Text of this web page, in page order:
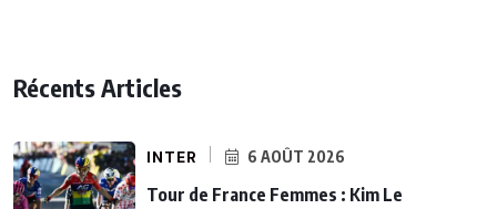
Récents Articles
INTER 6 AOÛT 2026
Tour de France Femmes : Kim Le